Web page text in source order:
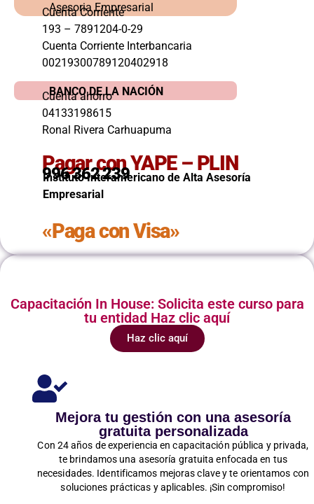
Asesoria Empresarial
Cuenta Corriente
193 – 7891204-0-29
Cuenta Corriente Interbancaria
00219300789120402918
BANCO DE LA NACIÓN
Cuenta ahorro
04133198615
Ronal Rivera Carhuapuma
Pagar con YAPE – PLIN
996 362 239
Instituto Interamericano de Alta Asesoría
Empresarial
«Paga con Visa»
Capacitación In House: Solicita este curso para
tu entidad Haz clic aquí
Haz clic aquí
Mejora tu gestión con una asesoría
gratuita personalizada
Con 24 años de experiencia en capacitación pública y privada,
te brindamos una asesoría gratuita enfocada en tus
necesidades. Identificamos mejoras clave y te orientamos con
soluciones prácticas y aplicables. ¡Sin compromiso!